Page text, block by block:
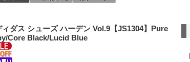
ィダス シューズ ハーデン Vol.9【JS1304】Pure
Core Black/Lucid Blue